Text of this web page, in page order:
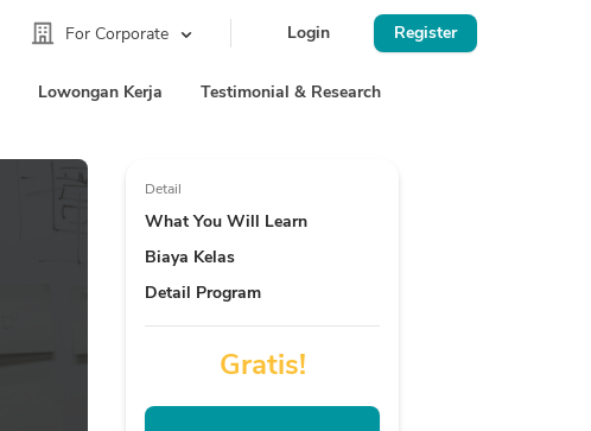
For Corporate Login Register
Lowongan Kerja Testimonial & Research
Detail
What You Will Learn
Biaya Kelas
Detail Program
Gratis!